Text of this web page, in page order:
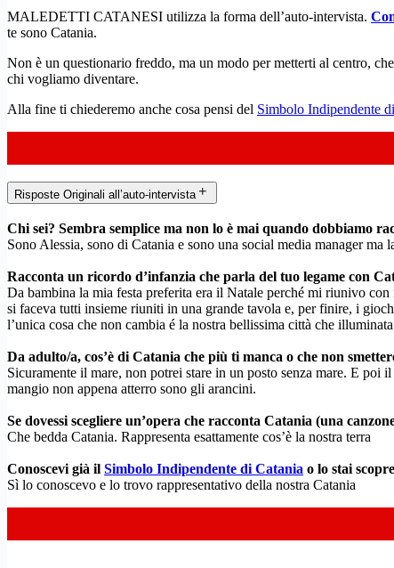
MALEDETTI CATANESI utilizza la forma dell’auto-intervista.
te sono Catania.
Non è un questionario freddo, ma un modo per metterti al centro,
chi vogliamo diventare.
Alla fine ti chiederemo anche cosa pensi del Simbolo Indipendente
Risposte Originali all’auto-intervista
Chi sei? Sembra semplice ma non lo è mai quando dobbiamo
Sono Alessia, sono di Catania e sono una social media manager
Racconta un ricordo d’infanzia che parla del tuo legame con
Da bambina la mia festa preferita era il Natale perché mi riunivo
si faceva tutti insieme riuniti in una grande tavola e, per finire, i
l’unica cosa che non cambia é la nostra bellissima città che
Da adulto/a, cos’è di Catania che più ti manca o che non
Sicuramente il mare, non potrei stare in un posto senza mare. E
mangio non appena atterro sono gli arancini.
Se dovessi scegliere un’opera che racconta Catania (una
Che bedda Catania. Rappresenta esattamente cos’è la nostra terra
Conoscevi già il Simbolo Indipendente di Catania o lo stai
Sì lo conoscevo e lo trovo rappresentativo della nostra Catania